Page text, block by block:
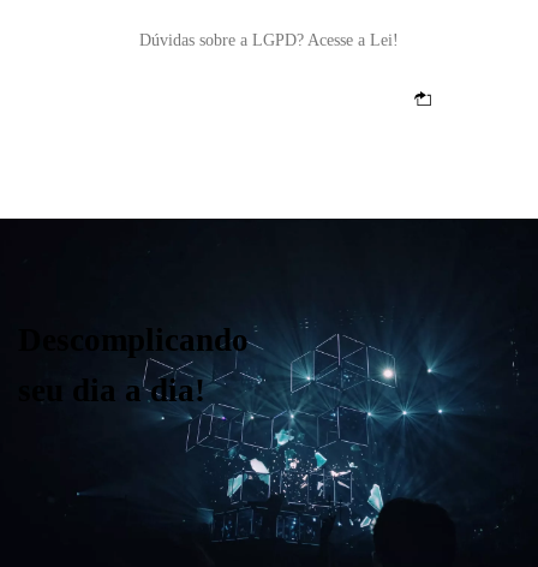
Dúvidas sobre a LGPD? Acesse a Lei!
Descomplicando
seu dia a dia!